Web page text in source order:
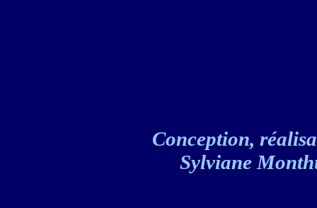
Conception,
Sylviane